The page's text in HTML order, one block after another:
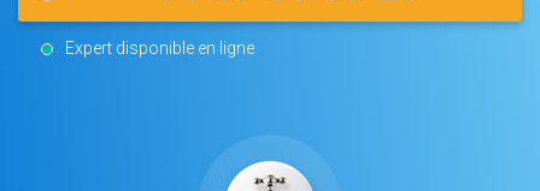
Expert disponible en ligne